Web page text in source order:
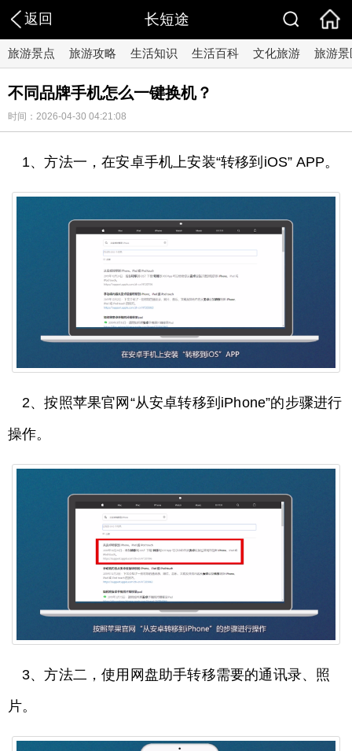
返回 长短途
旅游景点 旅游攻略 生活知识 生活百科 文化旅游 旅游景
不同品牌手机怎么一键换机？
时间：2026-04-30 04:21:08
1、方法一，在安卓手机上安装“转移到iOS” APP。
2、按照苹果官网“从安卓转移到iPhone”的步骤进行
操作。
3、方法二，使用网盘助手转移需要的通讯录、照
片。